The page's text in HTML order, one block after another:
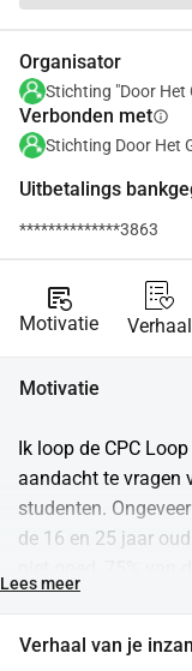
Organisator
Stichting "Door Het
Verbonden metinfo
Stichting Door Het
Uitbetalings
**************3863
source_notes
Motivatie Verhaal
Motivatie
Ik loop de CPC
aandacht te vragen
studenten.
de 16 en 25 jaar
25e levensjaar. En
echte verhalen van
Lees meer
Verhaal van je